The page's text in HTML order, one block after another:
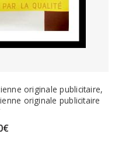
originale publicitaire,
originale publicitaire
€